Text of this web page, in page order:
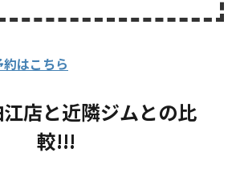
はこちら
店と近隣ジムとの比
較!!!